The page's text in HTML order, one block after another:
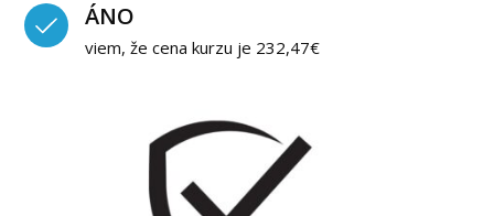
ÁNO
viem, že cena kurzu je 232,47€